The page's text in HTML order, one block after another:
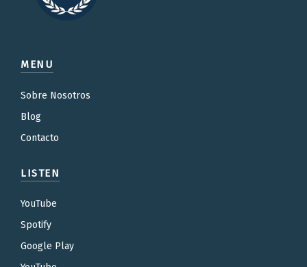
MENU
Sobre Nosotros
Blog
Contacto
LISTEN
YouTube
Spotify
Google Play